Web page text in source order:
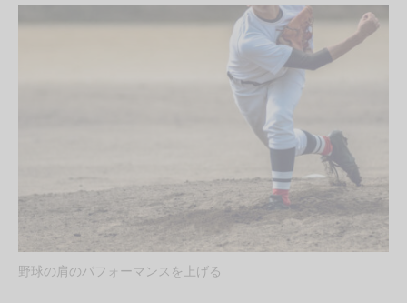
野球の肩のパフォーマンスを上げる